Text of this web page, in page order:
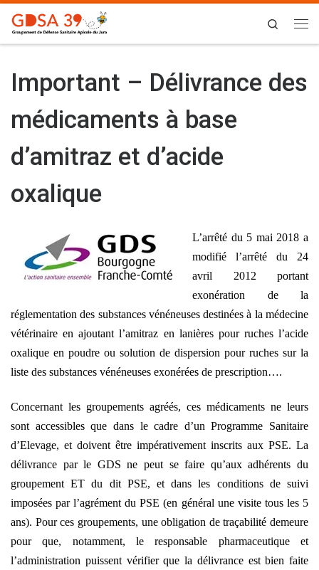
Skip to content
Search
Important – Délivrance des
médicaments à base
d’amitraz et d’acide
oxalique
L’arrêté du 5 mai 2018 a
modifié l’arrêté du 24
avril 2012 portant
exonération de la
réglementation des substances vénéneuses destinées à la médecine
vétérinaire en ajoutant l’amitraz en lanières pour ruches l’acide
oxalique en poudre ou solution de dispersion pour ruches sur la
liste des substances vénéneuses exonérées de prescription….
Concernant les groupements agréés, ces médicaments ne leurs
sont accessibles que dans le cadre d’un Programme Sanitaire
d’Elevage, et doivent être impérativement inscrits aux PSE. La
délivrance par le GDS ne peut se faire qu’aux adhérents du
groupement ET du dit PSE, et dans les conditions de suivi
imposées par l’agrément du PSE (en général une visite tous les 5
ans). Pour ces groupements, une obligation de traçabilité demeure
pour que, notamment, le responsable pharmaceutique et
l’administration puissent vérifier que la délivrance est bien faite